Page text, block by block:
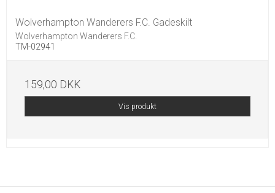
Wolverhampton Wanderers F.C. Gadeskilt
Wolverhampton Wanderers F.C.
TM-02941
159,00 DKK
Vis produkt